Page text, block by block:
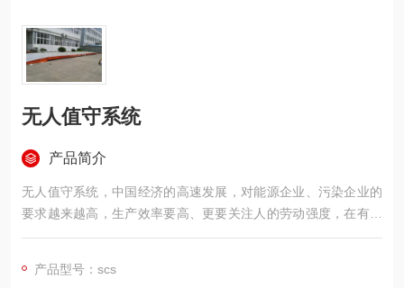
无人值守系统
产品简介
无人值守系统，中国经济的高速发展，对能源企业、污染企业的
要求越来越高，生产效率要高、更要关注人的劳动强度，在有些
行业，人工简单记录操作已不能满足用户对称重管理的需求。快
数据的有效管理、称重现场无人值守、防zuobi称重等对企业越来
产品型号：scs